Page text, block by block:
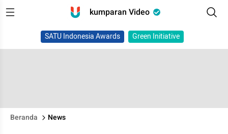
kumparan Video
SATU Indonesia Awards Green Initiative
Beranda News